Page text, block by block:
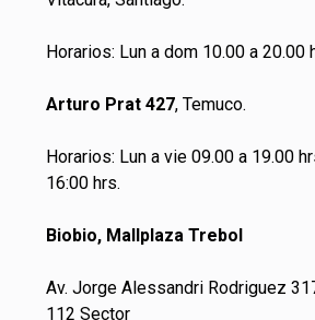
Horarios: Lun a dom 10.00 a 20.00
Arturo Prat 427, Temuco.
Horarios: Lun a vie 09.00 a 19.00
16:00 hrs.
Biobio, Mallplaza Trebol
Av. Jorge Alessandri Rodriguez
112 Sector